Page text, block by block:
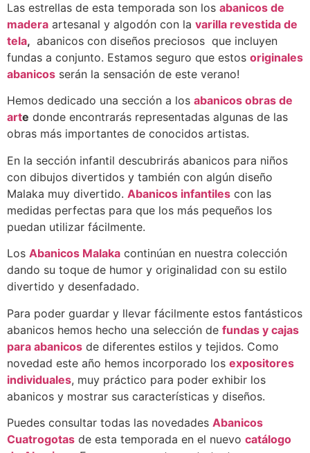
Las estrellas de esta temporada son los abanicos de
madera artesanal y algodón con la varilla revestida de
tela, abanicos con diseños preciosos que incluyen
fundas a conjunto. Estamos seguro que estos originales
abanicos serán la sensación de este verano!
Hemos dedicado una sección a los abanicos obras de
arte donde encontrarás representadas algunas de las
obras más importantes de conocidos artistas.
En la sección infantil descubrirás abanicos para niños
con dibujos divertidos y también con algún diseño
Malaka muy divertido. Abanicos infantiles con las
medidas perfectas para que los más pequeños los
puedan utilizar fácilmente.
Los Abanicos Malaka continúan en nuestra colección
dando su toque de humor y originalidad con su estilo
divertido y desenfadado.
Para poder guardar y llevar fácilmente estos fantásticos
abanicos hemos hecho una selección de fundas y cajas
para abanicos de diferentes estilos y tejidos. Como
novedad este año hemos incorporado los expositores
individuales, muy práctico para poder exhibir los
abanicos y mostrar sus características y diseños.
Puedes consultar todas las novedades Abanicos
Cuatrogotas de esta temporada en el nuevo catálogo